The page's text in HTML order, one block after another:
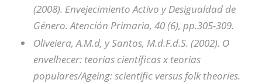
(2008). Envejecimiento Activo y Desigualdad de
Género. Atención Primaria, 40 (6), pp.305-309.
Oliveiera, A.M.d, y Santos, M.d.F.d.S. (2002). O
envelhecer: teorias científicas x teorias
populares/Ageing: scientific versus folk theories.